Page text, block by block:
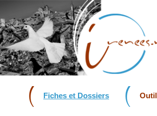
Fiches et Dossiers